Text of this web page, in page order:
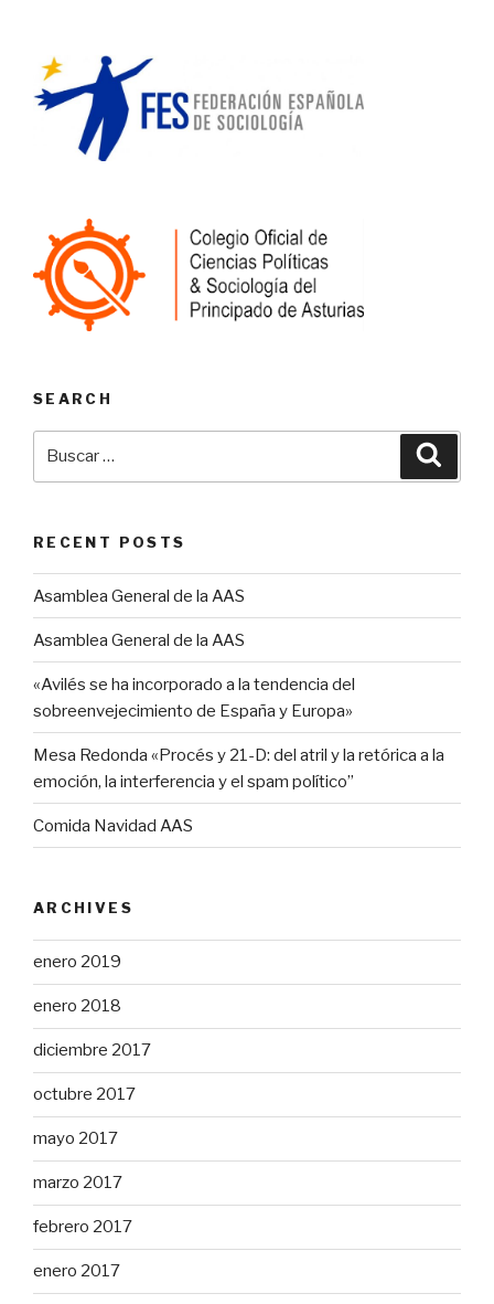
SEARCH
RECENT POSTS
Asamblea General de la AAS
Asamblea General de la AAS
«Avilés se ha incorporado a la tendencia del
sobreenvejecimiento de España y Europa»
Mesa Redonda «Procés y 21-D: del atril y la retórica a la
emoción, la interferencia y el spam político”
Comida Navidad AAS
ARCHIVES
enero 2019
enero 2018
diciembre 2017
octubre 2017
mayo 2017
marzo 2017
febrero 2017
enero 2017